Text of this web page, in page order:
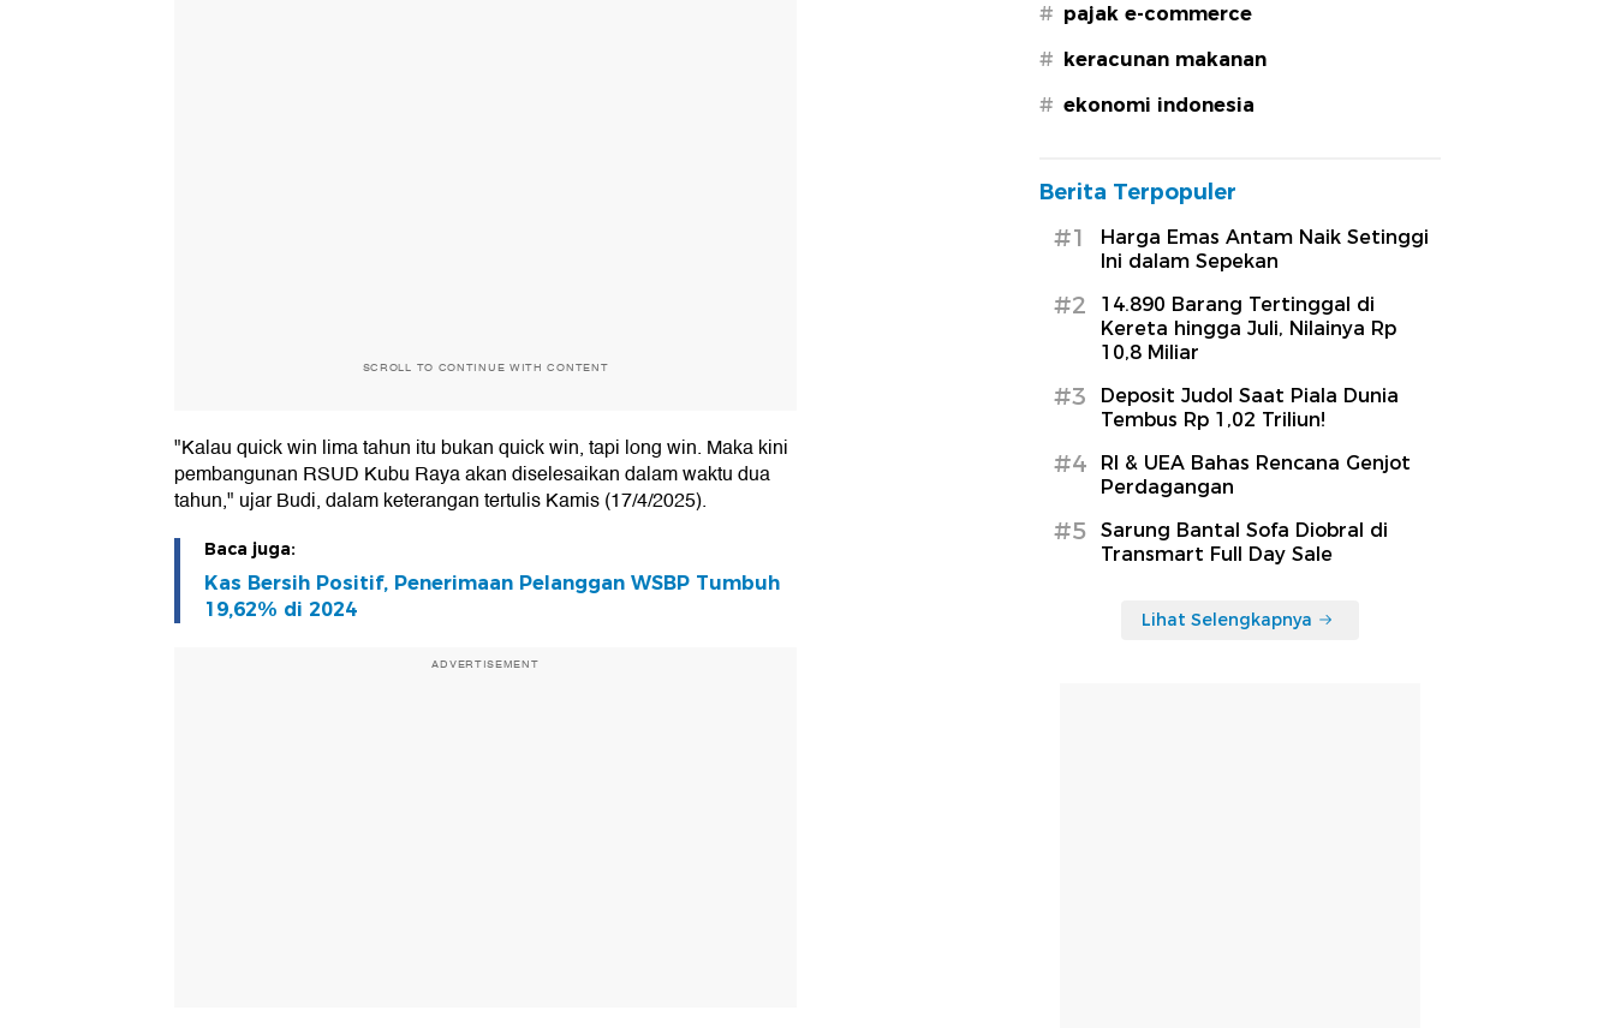
SCROLL TO CONTINUE WITH CONTENT
"Kalau quick win lima tahun itu bukan quick win, tapi long win. Maka kini
pembangunan RSUD Kubu Raya akan diselesaikan dalam waktu dua
tahun," ujar Budi, dalam keterangan tertulis Kamis (17/4/2025).
Baca juga:
Kas Bersih Positif, Penerimaan Pelanggan WSBP Tumbuh
19,62% di 2024
ADVERTISEMENT
# pajak e-commerce
# keracunan makanan
# ekonomi indonesia
Berita Terpopuler
#1
Harga Emas Antam Naik Setinggi
Ini dalam Sepekan
#2
14.890 Barang Tertinggal di
Kereta hingga Juli, Nilainya Rp
10,8 Miliar
#3
Deposit Judol Saat Piala Dunia
Tembus Rp 1,02 Triliun!
#4
RI & UEA Bahas Rencana Genjot
Perdagangan
#5
Sarung Bantal Sofa Diobral di
Transmart Full Day Sale
Lihat Selengkapnya